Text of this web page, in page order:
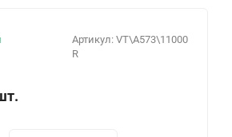
Артикул: VT\A573\11000
R